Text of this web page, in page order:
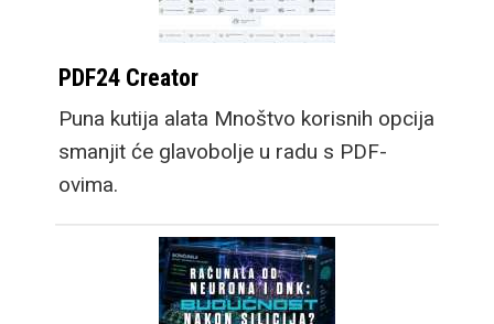
PDF24 Creator
Puna kutija alata Mnoštvo korisnih opcija
smanjit će glavobolje u radu s PDF-
ovima.